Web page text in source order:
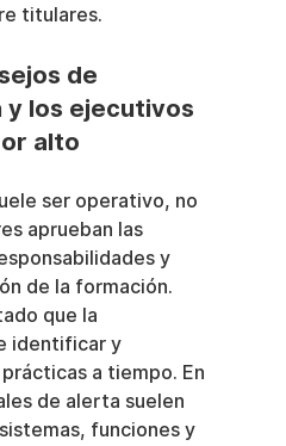
titulares.
de
y los ejecutivos
alto
ser operativo, no
aprueban las
y
de la formación.
que la
identificar y
a tiempo. En
de alerta suelen
funciones y